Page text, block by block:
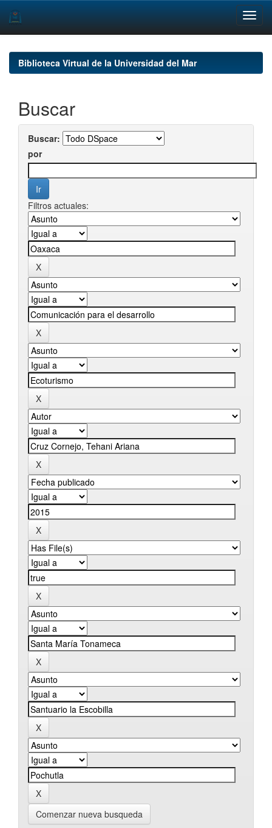
navigationBiblioteca Virtual de la Universidad del Mar
Buscar
Buscar:
por
Filtros actuales:
Comenzar nueva busqueda